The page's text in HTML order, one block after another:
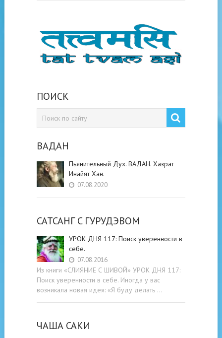
ПОИСК
ВАДАН
Пьянительный Дух. ВАДАН. Хазрат
Инайят Хан.
07.08.2020
САТСАНГ C ГУРУДЭВОМ
УРОК ДНЯ 117: Поиск уверенности в
себе.
07.08.2016
Из книги «СЛИЯНИЕ С ШИВОЙ» УРОК ДНЯ 117:
Поиск уверенности в себе. Иногда у вас
возникала новая идея: «Я буду делать …
ЧАША САКИ